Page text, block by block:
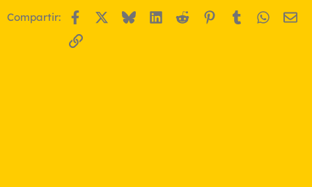
Compartir: Facebook BlueskyLinkedIn
Reddit Pinterest
Tumblr
Enlace